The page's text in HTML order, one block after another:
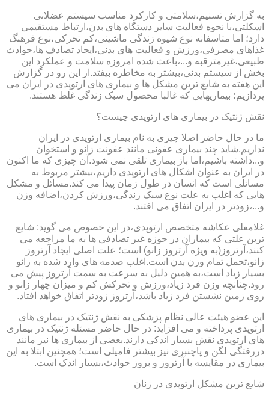
به گزارش تسنیم،سلامتی و کارکرد مناسب سیستم عضلانی
اسکلتی،با نحوه فعالیت سایر دستگاه های بدن،ارتباط مستقیمی
دارد؛ اما متاسفانه نوع شیوه زندگی ماشینی،کم تحرکی،نوع فرهنگ
غذاهای مصرفی،ورزش و فعالیت های بدنی،ایجاد تصادف ها،حوادث
طبیعی،غیرمترقبه و...،باعث شده امروزه سلامت و عملکرد این
بخش از سیستم بدنی،بیشتر به مخاطره بیفتد.از این رو در گزارش
این هفته به شایع ترین مشکل ها و بیماری های ارتوپدی در ایران می
پردازیم؛ بیماریهایی که غالبا محصول سبک زندگی غلط هستند.
نقش ژنتیک در بیماری های ارتوپدی چیست؟
ما در حال حاضر اصلا چیزی به نام بیماری ارتوپدی در ایران
نداریم.شاید چند بیماری عفونی مانند عفونت زانو و استخوان
و...داشته باشیم،اما باز بیماری تلقی نمی شود.آن چیزی که ما اکنون
در ایران به عنوان اشکال های ارتوپدی داریم،بیشتر مربوط به
مسائلی است که انسان در طول زمان پیدا می کند.مسائل و مشکل
هایی که اغلب به علت نوع سبک زندگی،ورزش کردن،اضافه وزن
و...،زودتر در ایران اتفاق می افتند.
غلامعلی عکاشه متخصص ارتوپدی،در این خصوص می گوید: شایع
ترین علتی که بیماران در حوزه غیر تصادفی ها به ما مراجعه می
کنند،آرتروز(به ویژه آرتروز زانو) است؛ علت اصلی ایجاد آرتروز
زانو،تحمل تمام وزن بدن است.اغلب صدمه های وارد شده به زانو
بسیار زیاد است،به همین دلیل به سرعت به سمت آرتروز پیش می
رود.چنانچه وزن فرد زیاد،ورزش و تحرکش کم و میزان چهار زانو و
روی زمین نشستن فرد زیاد باشد،آرتروز زودتر اتفاق خواهد افتاد.
این عضو هیئت عالی نظام پزشکی به نقش ژنتیک در بیماری های
ارتوپدی پرداخته و می افزاید: در حال حاضر مسئله ژنتیک در بیماری
های ارتوپدی نقش بسیار اندکی دارند.بعضی از بیماری ها نیز مانند
دررفتگی لگن و پاچنبری نیز بیشتر فامیلی است؛ همچنین ابتلا به این
بیماری در مقایسه با آرتروز و بروز حوادث،بسیار اندک است.
شایع ترین مشکل ارتوپدی در زنان